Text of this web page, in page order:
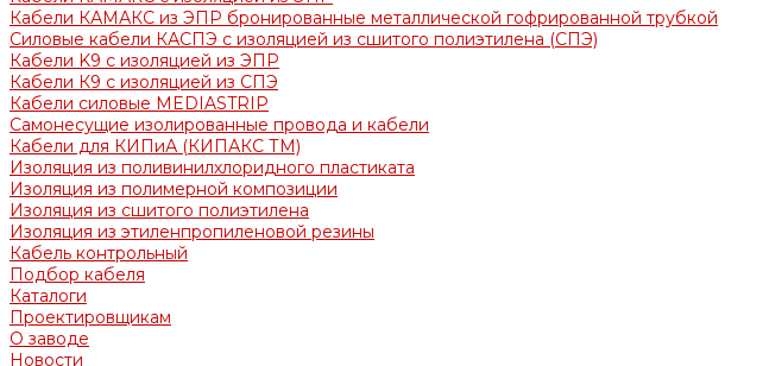
Кабели КАМАКС из ЭПР бронированные металлической гофрированной трубкой
Силовые кабели КАСПЭ с изоляцией из сшитого полиэтилена (СПЭ)
Кабели K9 с изоляцией из ЭПР
Кабели К9 с изоляцией из СПЭ
Кабели силовые MEDIASTRIP
Самонесущие изолированные провода и кабели
Кабели для КИПиА (КИПАКС ТМ)
Изоляция из поливинилхлоридного пластиката
Изоляция из полимерной композиции
Изоляция из сшитого полиэтилена
Изоляция из этиленпропиленовой резины
Кабель контрольный
Подбор кабеля
Каталоги
Проектировщикам
О заводе
Новости